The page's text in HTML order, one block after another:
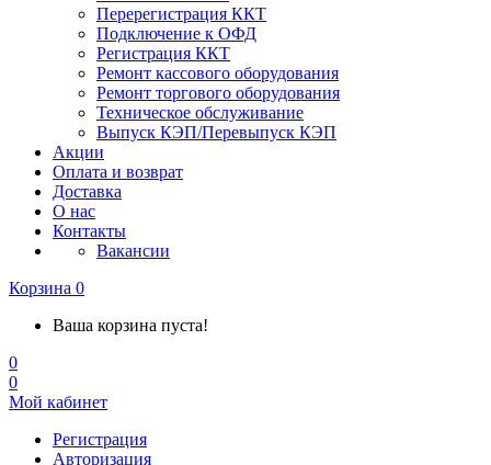
Перерегистрация ККТ
Подключение к ОФД
Регистрация ККТ
Ремонт кассового оборудования
Ремонт торгового оборудования
Техническое обслуживание
Выпуск КЭП/Перевыпуск КЭП
Акции
Оплата и возврат
Доставка
О нас
Контакты
Вакансии
Корзина 0
Ваша корзина пуста!
0
0
Мой кабинет
Регистрация
Авторизация